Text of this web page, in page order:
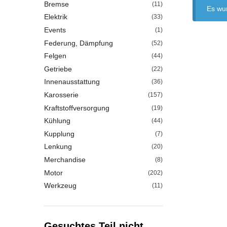
Es
Bremse (11)
Elektrik (33)
Events (1)
Federung, Dämpfung (52)
Felgen (44)
Getriebe (22)
Innenausstattung (36)
Karosserie (157)
Kraftstoffversorgung (19)
Kühlung (44)
Kupplung (7)
Lenkung (20)
Merchandise (8)
Motor (202)
Werkzeug (11)